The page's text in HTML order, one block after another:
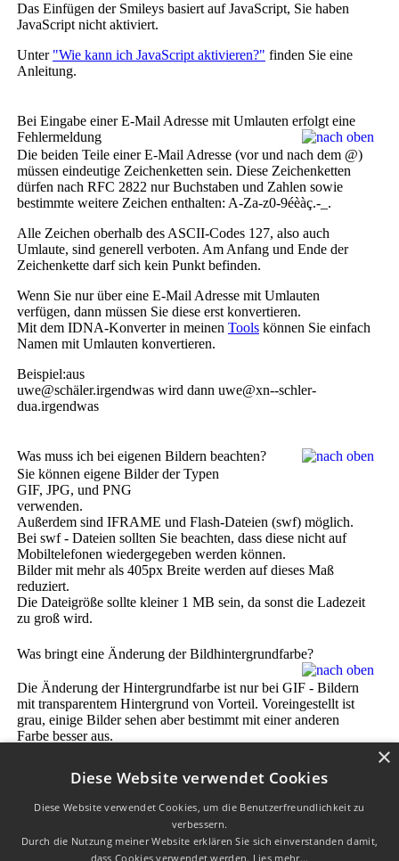
Das Einfügen der Smileys basiert auf JavaScript, Sie haben
JavaScript nicht aktiviert.
Unter "Wie kann ich JavaScript aktivieren?" finden Sie eine
Anleitung.
Bei Eingabe einer E-Mail Adresse mit Umlauten erfolgt eine
Fehlermeldung
Die beiden Teile einer E-Mail Adresse (vor und nach dem @)
müssen eindeutige Zeichenketten sein. Diese Zeichenketten
dürfen nach RFC 2822 nur Buchstaben und Zahlen sowie
bestimmte weitere Zeichen enthalten: A-Za-z0-9éèàç.-_.
Alle Zeichen oberhalb des ASCII-Codes 127, also auch
Umlaute, sind generell verboten. Am Anfang und Ende der
Zeichenkette darf sich kein Punkt befinden.
Wenn Sie nur über eine E-Mail Adresse mit Umlauten
verfügen, dann müssen Sie diese erst konvertieren.
Mit dem IDNA-Konverter in meinen Tools können Sie einfach
Namen mit Umlauten konvertieren.
Beispiel:aus
uwe@schäler.irgendwas wird dann uwe@xn--schler-
dua.irgendwas
Was muss ich bei eigenen Bildern beachten?
Sie können eigene Bilder der Typen
GIF, JPG, und PNG
verwenden.
Außerdem sind IFRAME und Flash-Dateien (swf) möglich.
Bei swf - Dateien sollten Sie beachten, dass diese nicht auf
Mobiltelefonen wiedergegeben werden können.
Bilder mit mehr als 405px Breite werden auf dieses Maß
reduziert.
Die Dateigröße sollte kleiner 1 MB sein, da sonst die Ladezeit
zu groß wird.
Was bringt eine Änderung der Bildhintergrundfarbe?
Die Änderung der Hintergrundfarbe ist nur bei GIF - Bildern
mit transparentem Hintergrund von Vorteil. Voreingestellt ist
grau, einige Bilder sehen aber bestimmt mit einer anderen
Farbe besser aus.
W3C CSS √| Letzte Aktualisierung am
25.07.2023
Diese Website verwendet Cookies
Diese Website verwendet Cookies, um die Benutzerfreundlichkeit zu
verbessern.
Durch die Nutzung meiner Website erklären Sie sich einverstanden damit,
dass Cookies verwendet werden. Lies mehr...
×